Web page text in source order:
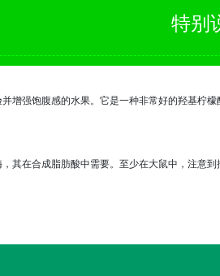
特别
增强饱腹感的水果。它是一种非常好的羟基柠
其在合成脂肪酸中需要。至少在大鼠中，注意